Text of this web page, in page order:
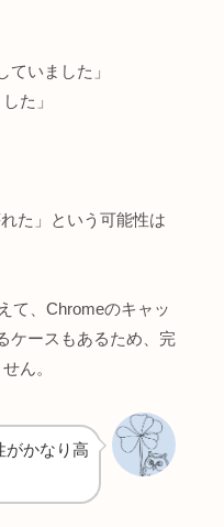
ていました」
た」
た」という可能性は
て、Chromeのキャッ
ケースもあるため、完
ん。
がかなり高